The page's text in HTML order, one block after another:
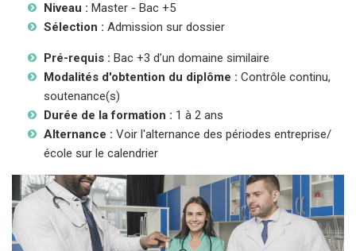
Niveau : Master - Bac +5
Sélection : Admission sur dossier
Pré-requis : Bac +3 d’un domaine similaire
Modalités d'obtention du diplôme : Contrôle continu,
soutenance(s)
Durée de la formation : 1 à 2 ans
Alternance : Voir l'alternance des périodes entreprise/
école sur le calendrier